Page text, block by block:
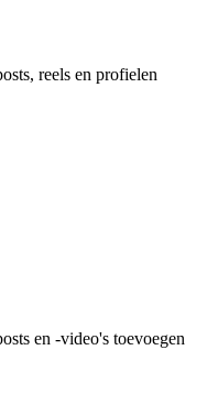
reels en profielen
en -video's toevoegen